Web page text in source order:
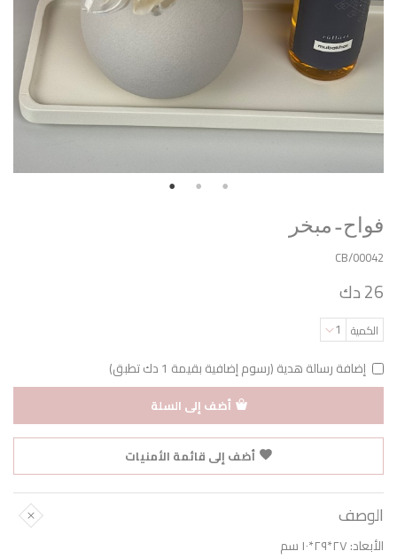
فواح - مبخر
CB/00042
26 دك
الكمية 1
إضافة رسالة هدية (رسوم إضافية بقيمة 1 دك تطبق)
أضف إلى السلة
أضف إلى قائمة الأمنيات
الوصف
الأبعاد: ٢٧*٢٩*١٠ سم